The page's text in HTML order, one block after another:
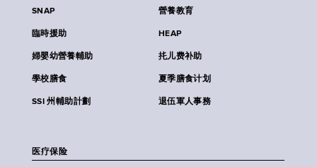
SNAP 營養教育
臨時援助 HEAP
婦嬰幼營養輔助 扥儿费补助
學校膳食 夏季膳食计划
SSI 州輔助計劃 退伍軍人事務
医疗保险